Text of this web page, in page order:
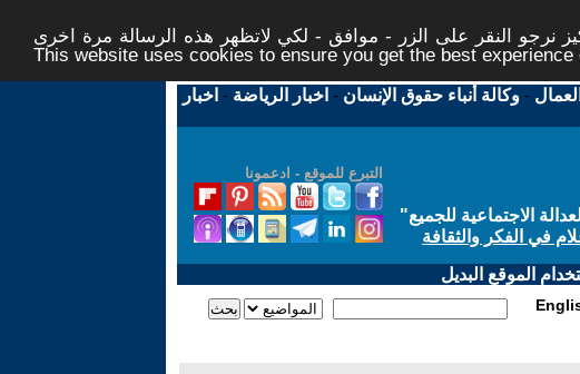
نرجو النقر على الزر - موافق - لكي لاتظهر هذه الرسالة مرة اخرى -
This website uses cookies to ensure you get the best experience
-وكالة أنباء حقوق الإنسان - اخبار الرياضة - اخبار
التبرع للموقع - ادعمونا
الاجتماعية للجميع"
في الفكر والثقافة
الموقع البديل